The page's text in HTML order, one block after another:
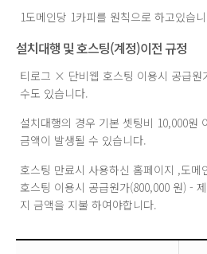
1도메인당 1카피를 원칙으로 하고있습
설치대행 및 호스팅(계정)이전 규정
티로그 × 단비웹 호스팅 이용시 공급원
수도 있습니다.
설치대행의 경우 기본 셋팅비 10,000원
금액이 발생될 수 있습니다.
호스팅 만료시 사용하신 홈페이지 ,도
호스팅 이용시 공급원가(800,000 원) -
지 금액을 지불 하여야합니다.